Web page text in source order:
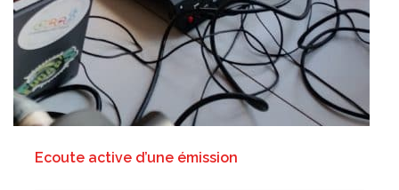
Ecoute active d’une émission